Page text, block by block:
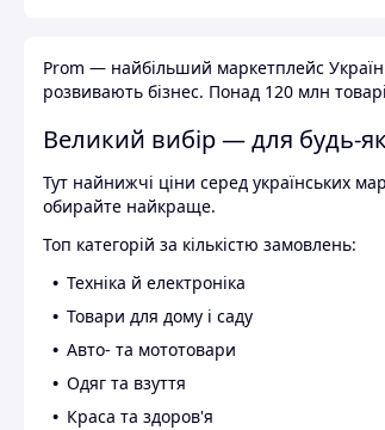
Prom — найбільший маркетплейс
розвивають бізнес. Понад 120 млн
Великий вибір — для будь-
Тут найнижчі ціни серед українських
обирайте найкраще.
Топ категорій за кількістю замовлень:
Техніка й електроніка
Товари для дому і саду
Авто- та мототовари
Одяг та взуття
Краса та здоров'я